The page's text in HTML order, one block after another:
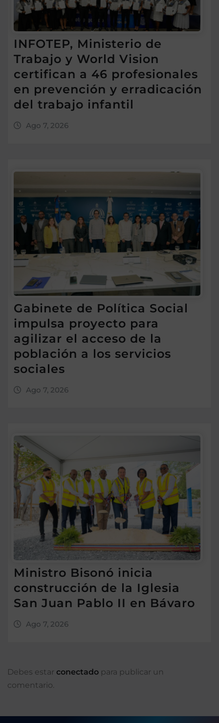
INFOTEP, Ministerio de
Trabajo y World Vision
certifican a 46 profesionales
en prevención y erradicación
del trabajo infantil
Ago 7, 2026
Gabinete de Política Social
impulsa proyecto para
agilizar el acceso de la
población a los servicios
sociales
Ago 7, 2026
Ministro Bisonó inicia
construcción de la Iglesia
San Juan Pablo II en Bávaro
Ago 7, 2026
Debes estar conectado para publicar un
comentario.